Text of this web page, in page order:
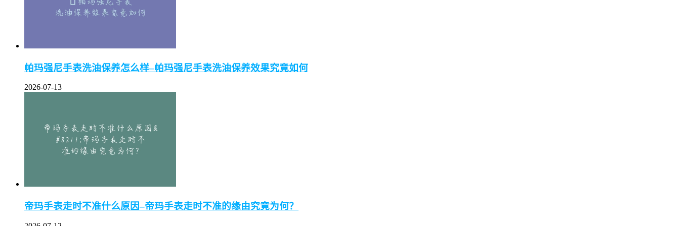
帕玛强尼手表洗油保养怎么样–帕玛强尼手表洗油保养效果究竟如何
2026-07-13
帝玛手表走时不准什么原因–帝玛手表走时不准的缘由究竟为何？